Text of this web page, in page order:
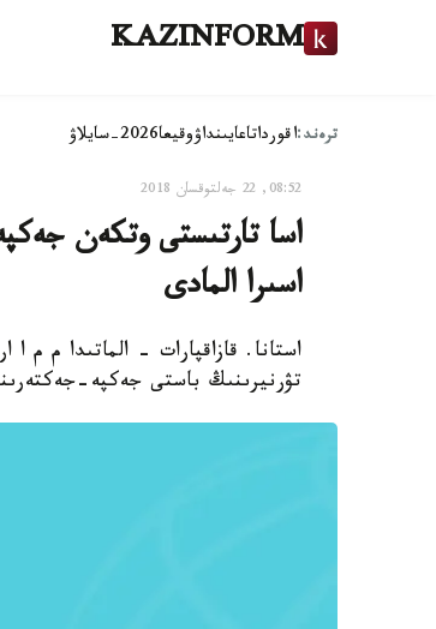
KAZINFORM
ترەند:اقورداتاعايىنداۋوقيعا2026-سايلاۋ
08:52, 22 جەلتوقسان 2018
اسا تارتىستى وتكەن
اسىرا المادى
تۋرنيرىنىڭ باستى جەكپە-